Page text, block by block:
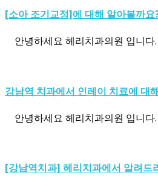
[소아 조기교정]에 대해 알아볼까요
안녕하세요 헤리치과의원 입니
강남역 치과에서 인레이 치료에 대
안녕하세요 헤리치과의원 입니
[강남역치과] 헤리치과에서 알려드